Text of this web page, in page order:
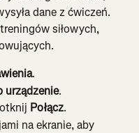
dane z ćwiczeń.
siłowych,
.
urządzenie.
Połącz.
na ekranie, aby